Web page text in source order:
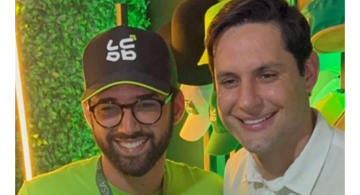
acompanhamento das famílias, favorecendo a autonomia
financeira e reduzindo a dependência de programas de
transferência de renda.
O estudo também aponta que outros municípios da região
do Seridó, como Ouro Branco, Cruzeta, Jardim do Seridó
e Acari, apresentam indicadores semelhantes em razão
da combinação entre atividade industrial, pecuária
leiteira, comércio, setor público e indicadores de
desenvolvimento humano superiores aos registrados em